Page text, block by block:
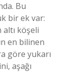
Bu
bir ek var:
köşeli
en bilinen
göre yukarı
aşağı